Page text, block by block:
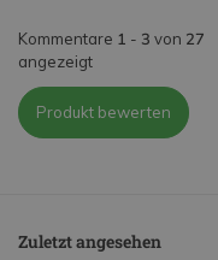
Kommentare 1 - 3 von 27
angezeigt
Produkt bewerten
Zuletzt angesehen